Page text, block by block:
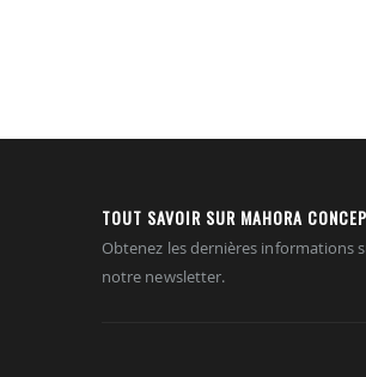
TOUT SAVOIR SUR MAHORA
Obtenez les dernières informations
notre newsletter.